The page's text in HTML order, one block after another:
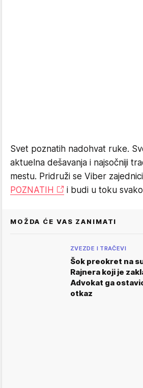
Svet poznatih nadohvat ruke.
aktuelna dešavanja i najsočniji
mestu. Pridruži se Viber zajednici
POZNATIH
i budi u toku
MOŽDA ĆE VAS ZANIMATI
ZVEZDE I TRAČEVI
Šok preokret na
Rajnera koji je
Advokat ga
otkaz